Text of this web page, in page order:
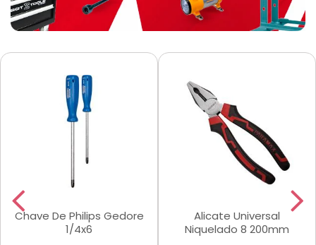
Chave De Philips Gedore
1/4x6
Alicate Universal
Niquelado 8 200mm